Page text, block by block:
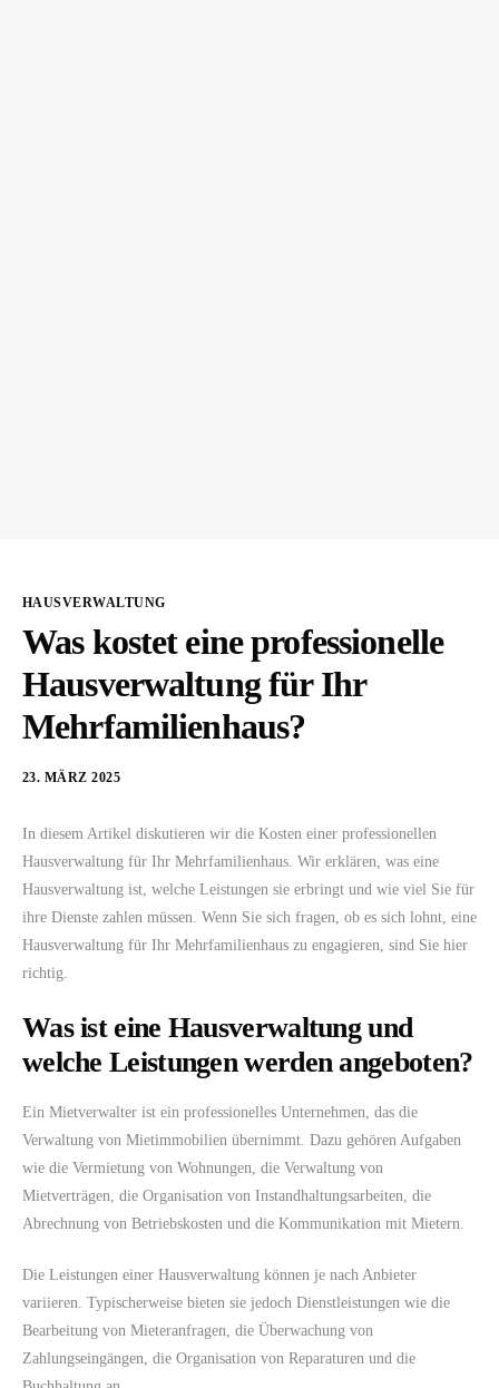
HAUSVERWALTUNG
Was kostet eine professionelle
Hausverwaltung für Ihr
Mehrfamilienhaus?
23. MÄRZ 2025
In diesem Artikel diskutieren wir die Kosten einer professionellen
Hausverwaltung für Ihr Mehrfamilienhaus. Wir erklären, was eine
Hausverwaltung ist, welche Leistungen sie erbringt und wie viel Sie für
ihre Dienste zahlen müssen. Wenn Sie sich fragen, ob es sich lohnt, eine
Hausverwaltung für Ihr Mehrfamilienhaus zu engagieren, sind Sie hier
richtig.
Was ist eine Hausverwaltung und
welche Leistungen werden angeboten?
Ein Mietverwalter ist ein professionelles Unternehmen, das die
Verwaltung von Mietimmobilien übernimmt. Dazu gehören Aufgaben
wie die Vermietung von Wohnungen, die Verwaltung von
Mietverträgen, die Organisation von Instandhaltungsarbeiten, die
Abrechnung von Betriebskosten und die Kommunikation mit Mietern.
Die Leistungen einer Hausverwaltung können je nach Anbieter
variieren. Typischerweise bieten sie jedoch Dienstleistungen wie die
Bearbeitung von Mieteranfragen, die Überwachung von
Zahlungseingängen, die Organisation von Reparaturen und die